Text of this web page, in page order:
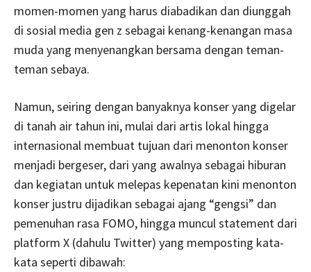
momen-momen yang harus diabadikan dan diunggah
di sosial media gen z sebagai kenang-kenangan masa
muda yang menyenangkan bersama dengan teman-
teman sebaya.
Namun, seiring dengan banyaknya konser yang digelar
di tanah air tahun ini, mulai dari artis lokal hingga
internasional membuat tujuan dari menonton konser
menjadi bergeser, dari yang awalnya sebagai hiburan
dan kegiatan untuk melepas kepenatan kini menonton
konser justru dijadikan sebagai ajang “gengsi” dan
pemenuhan rasa FOMO, hingga muncul statement dari
platform X (dahulu Twitter) yang memposting kata-
kata seperti dibawah: